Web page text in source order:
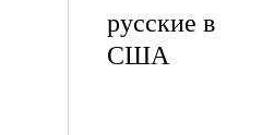
русские в
США